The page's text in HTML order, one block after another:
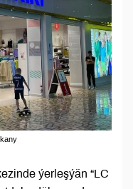
ýerleşýän “LC